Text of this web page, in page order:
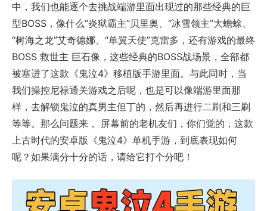
中，我们也能逐个去挑战端游里面出现过的那些经典的巨
型BOSS，像什么“炎狱霸主”贝里奥、“冰雪领主”大蟾蜍、
“树海之龙”艾奇德娜、“单翼天使”克雷多，还有游戏的最终
BOSS 救世主 巨石像，这些经典的BOSS战场景，全部都
被塞进了这款《鬼泣4》移植版手游里面。与此同时，当
我们操控尼禄通关游戏之后呢，也是可以像端游里面那
样，去解锁鬼泣的真男主但丁的，然后再进行二刷和三刷
等等。那么问题来， 屏幕前的老机友们，你们觉的，这款
上古时代的安卓版《鬼泣4》单机手游，到底表现如何
呢？如果满分十分的话，请给它打个分吧！